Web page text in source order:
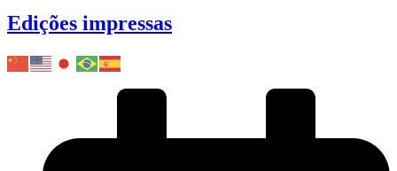
Edições impressas